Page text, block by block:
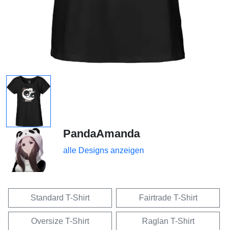
PandaAmanda
alle Designs anzeigen
Standard T-Shirt Fairtrade T-Shirt
Oversize T-Shirt Raglan T-Shirt